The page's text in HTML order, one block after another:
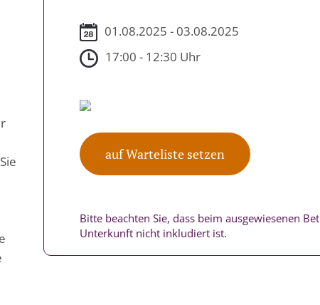
01.08.2025 - 03.08.2025
17:00 - 12:30 Uhr
auf Warteliste setzen
Bitte beachten Sie, dass beim ausgewiesenen
Unterkunft nicht inkludiert ist.